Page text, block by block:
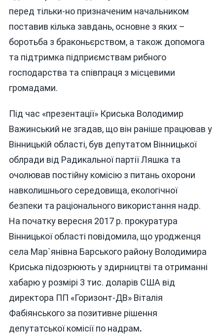
перед тільки-но призначеним начальником
поставив кілька завдань, основне з яких –
боротьба з браконьєрством, а також допомога
та підтримка підприємствам рибного
господарства та співпраця з місцевими
громадами.
Під час «презентації» Криська Володимир
Важинський не згадав, що він раніше працював у
Вінницькій області, був депутатом Вінницької
облради від Радикальної партії Ляшка та
очолював постійну комісію з питань охорони
навколишнього середовища, екологічної
безпеки та раціонального використання надр.
На початку вересня 2017 р. прокуратура
Вінницької області повідомила, що уродженця
села Мар`янівна Барського району Володимира
Криська підозрюють у здирництві та отриманні
хабарю у розмірі 3 тис. доларів США від
директора ПП «Горизонт-ДВ» Віталія
Фабіянського за позитивне рішення
депутатської комісії по надрам.